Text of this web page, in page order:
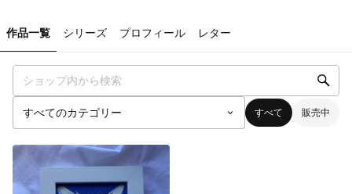
作品一覧 シリーズ プロフィール レター
すべて 販売中